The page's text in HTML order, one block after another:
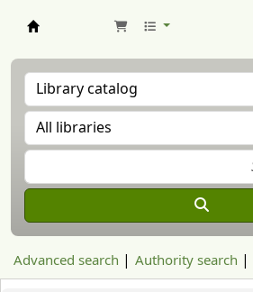
Advanced search Authority search